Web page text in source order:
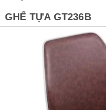
GHẾ TỰA GT236B